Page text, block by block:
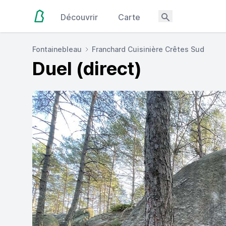
Découvrir Carte
Fontainebleau Franchard Cuisinière Crêtes Sud
Duel (direct)